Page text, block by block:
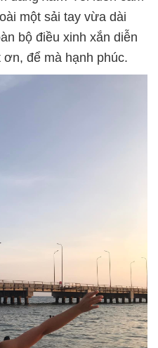
một sải tay vừa dài
bộ điều xinh xắn diễn
để mà hạnh phúc.